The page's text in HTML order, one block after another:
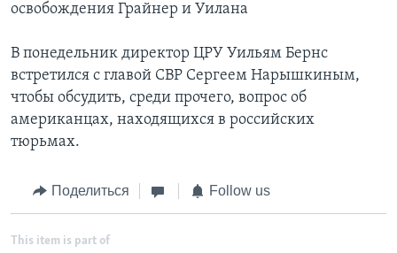
освобождения Грайнер и Уилана
В понедельник директор ЦРУ Уильям Бернс
встретился с главой СВР Сергеем Нарышкиным,
чтобы обсудить, среди прочего, вопрос об
американцах, находящихся в российских
тюрьмах.
Поделиться Follow us
This item is part of